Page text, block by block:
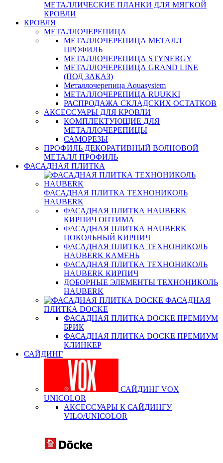
МЕТАЛЛИЧЕСКИЕ ПЛАНКИ ДЛЯ МЯГКОЙ
КРОВЛИ
КРОВЛЯ
МЕТАЛЛОЧЕРЕПИЦА
МЕТАЛЛОЧЕРЕПИЦА МЕТАЛЛ
ПРОФИЛЬ
МЕТАЛЛОЧЕРЕПИЦА STYNERGY
МЕТАЛЛОЧЕРЕПИЦА GRAND LINE
(ПОД ЗАКАЗ)
Металлочерепица Aquasystem
МЕТАЛЛОЧЕРЕПИЦА RUUKKI
РАСПРОДАЖА СКЛАДСКИХ ОСТАТКОВ
АКСЕССУАРЫ ДЛЯ КРОВЛИ
КОМПЛЕКТУЮЩИЕ ДЛЯ
МЕТАЛЛОЧЕРЕПИЦЫ
САМОРЕЗЫ
ПРОФИЛЬ ДЕКОРАТИВНЫЙ ВОЛНОВОЙ
МЕТАЛЛ ПРОФИЛЬ
ФАСАДНАЯ ПЛИТКА
ФАСАДНАЯ ПЛИТКА ТЕХНОНИКОЛЬ
HAUBERK
ФАСАДНАЯ ПЛИТКА HAUBERK
КИРПИЧ ОПТИМА
ФАСАДНАЯ ПЛИТКА HAUBERK
ЦОКОЛЬНЫЙ КИРПИЧ
ФАСАДНАЯ ПЛИТКА ТЕХНОНИКОЛЬ
HAUBERK КАМЕНЬ
ФАСАДНАЯ ПЛИТКА ТЕХНОНИКОЛЬ
HAUBERK КИРПИЧ
ДОБОРНЫЕ ЭЛЕМЕНТЫ ТЕХНОНИКОЛЬ
HAUBERK
ФАСАДНАЯ
ПЛИТКА DOCKE
ФАСАДНАЯ ПЛИТКА DOCKE ПРЕМИУМ
БРИК
ФАСАДНАЯ ПЛИТКА DOCKE ПРЕМИУМ
КЛИНКЕР
САЙДИНГ
САЙДИНГ VOX
UNICOLOR
АКСЕССУАРЫ К САЙДИНГУ
VILO/UNICOLOR